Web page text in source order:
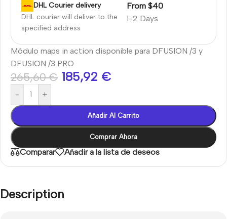
DHL Courier delivery
DHL courier will deliver to the
specified address
1-2 Days
From $40
Módulo maps in action disponible para DFUSION /3 y
DFUSION /3 PRO
265,60€ 185,92 €
- +
Añadir Al Carrito
Comprar Ahora
Comparar Añadir a la lista de deseos
Description